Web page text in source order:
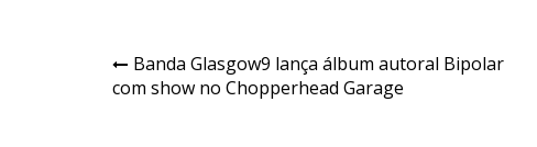
Navegação
de
Banda Glasgow9 lança álbum autoral Bipolar
com show no Chopperhead Garage